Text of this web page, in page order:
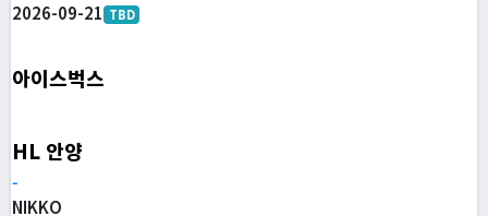
2026-09-21 TBD
아이스벅스
HL 안양
-
NIKKO